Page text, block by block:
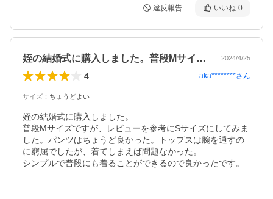
違反報告 いいね 0
姪の結婚式に購入しました。普段Mサイズ… 2024/4/25
4 aka********さん
サイズ ： ちょうどよい
姪の結婚式に購入しました。
普段Mサイズですが、レビューを参考にSサイズにしてみま
した。パンツはちょうど良かった。トップスは腕を通すの
に窮屈でしたが、着てしまえば問題なかった。
シンプルで普段にも着ることができるので良かったです。